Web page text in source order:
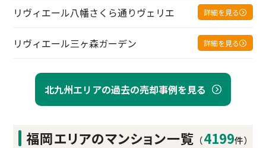
北九州エリアの過去の売却事例を見る
リヴィエール八幡さくら通りヴェリエ 詳細を見る
リヴィエール三ヶ森ガーデン 詳細を見る
福岡エリアのマンション一覧 （4199件）